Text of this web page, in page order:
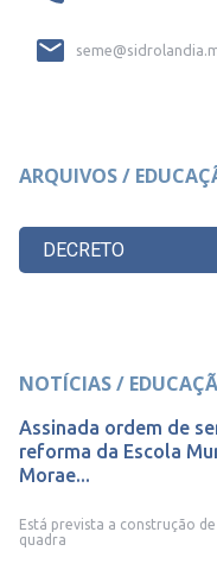
ARQUIVOS /
DECRETO
NOTÍCIAS /
Assinada ordem de
reforma da Escola
Morae...
Está prevista a construção
quadra